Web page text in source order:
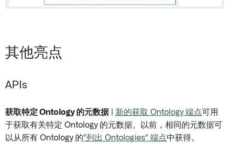
其他亮点
APIs
获取特定 Ontology 的元数据| 新的获取 Ontology 端点可用
于获取有关特定 Ontology 的元数据。以前，相同的元数据可
以从所有 Ontology 的"列出 Ontologies" 端点中获得。